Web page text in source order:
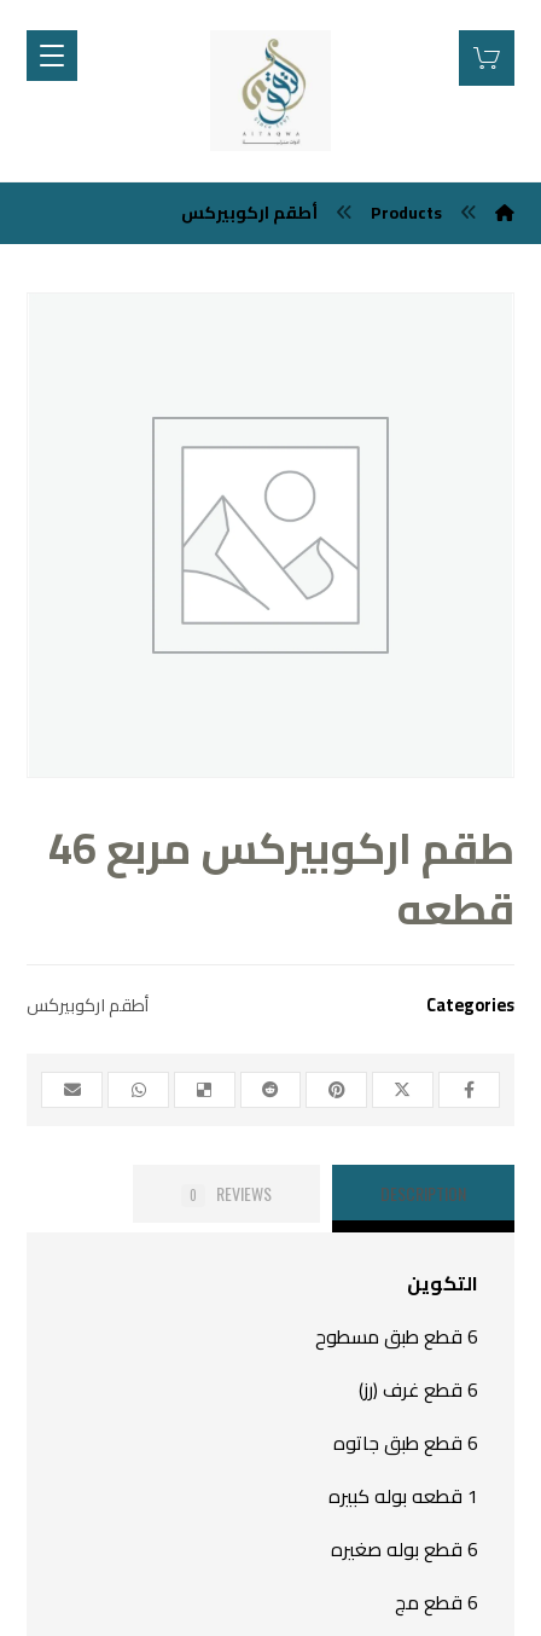
Products أطقم اركوبيركس
طقم اركوبيركس مربع 46
قطعه
Categories أطقم اركوبيركس
DESCRIPTION
REVIEWS
0
التكوين
6 قطع طبق مسطوح
6 قطع غرف (رز)
6 قطع طبق جاتوه
1 قطعه بوله كبيره
6 قطع بوله صغيره
6 قطع مج